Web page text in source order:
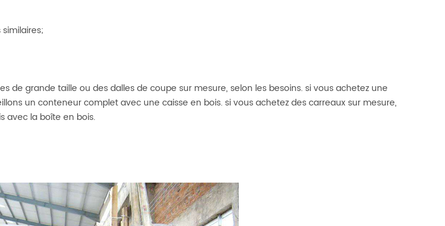
de grande taille ou des dalles de coupe sur mesure, selon les besoins. si vous achetez une
un conteneur complet avec une caisse en bois. si vous achetez des carreaux sur mesure,
avec la boîte en bois.